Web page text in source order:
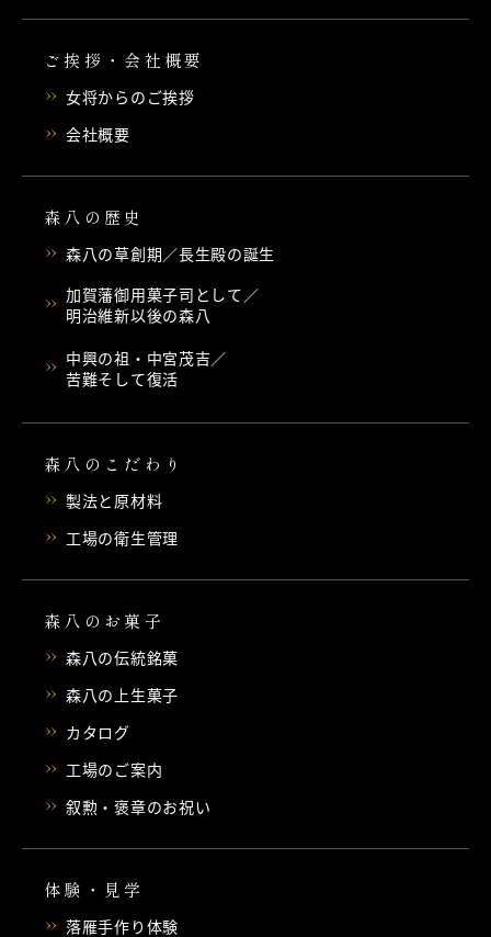
ご挨拶・会社概要
女将からのご挨拶
会社概要
森八の歴史
森八の草創期／長生殿の誕生
加賀藩御用菓子司として／
明治維新以後の森八
中興の祖・中宮茂吉／
苦難そして復活
森八のこだわり
製法と原材料
工場の衛生管理
森八のお菓子
森八の伝統銘菓
森八の上生菓子
カタログ
工場のご案内
叙勲・褒章のお祝い
体験・見学
落雁手作り体験